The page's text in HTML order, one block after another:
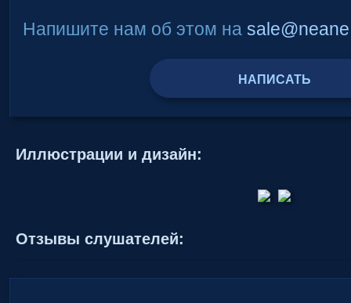
Напишите нам об этом на
НАПИСАТЬ
Иллюстрации и дизайн:
Oтзывы слушателей: